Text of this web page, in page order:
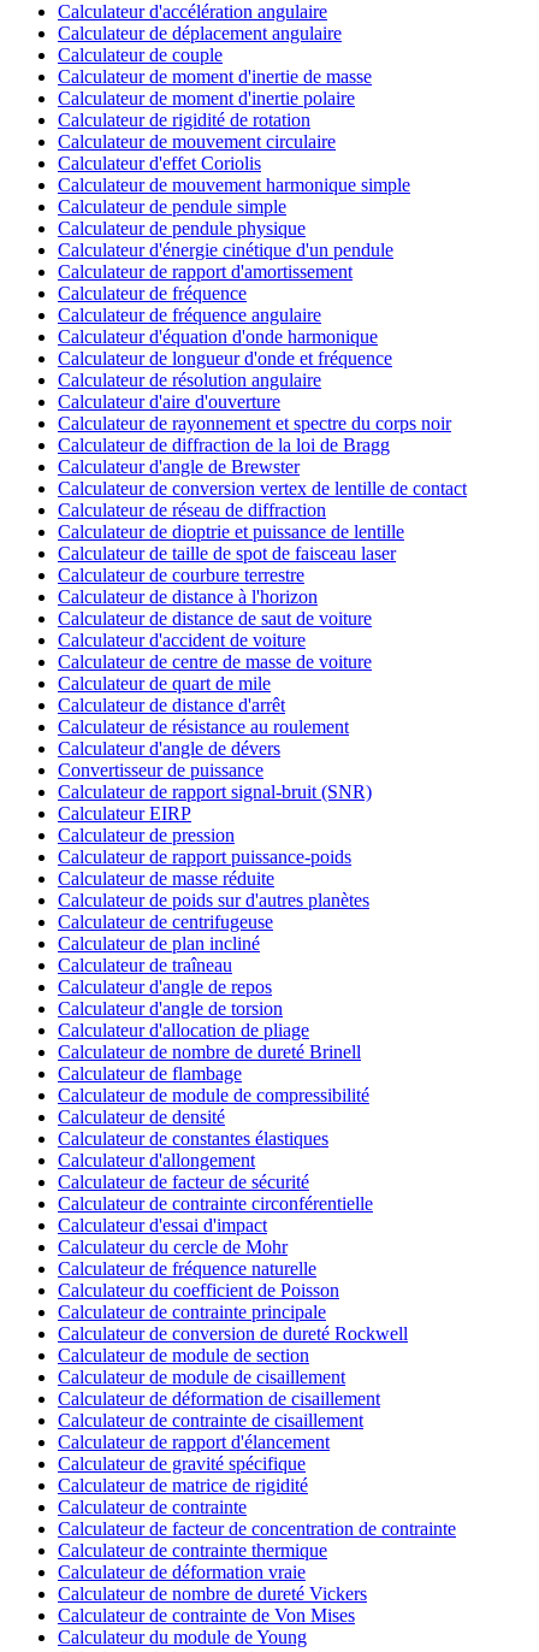
Calculateur d'accélération angulaire
Calculateur de déplacement angulaire
Calculateur de couple
Calculateur de moment d'inertie de masse
Calculateur de moment d'inertie polaire
Calculateur de rigidité de rotation
Calculateur de mouvement circulaire
Calculateur d'effet Coriolis
Calculateur de mouvement harmonique simple
Calculateur de pendule simple
Calculateur de pendule physique
Calculateur d'énergie cinétique d'un pendule
Calculateur de rapport d'amortissement
Calculateur de fréquence
Calculateur de fréquence angulaire
Calculateur d'équation d'onde harmonique
Calculateur de longueur d'onde et fréquence
Calculateur de résolution angulaire
Calculateur d'aire d'ouverture
Calculateur de rayonnement et spectre du corps noir
Calculateur de diffraction de la loi de Bragg
Calculateur d'angle de Brewster
Calculateur de conversion vertex de lentille de contact
Calculateur de réseau de diffraction
Calculateur de dioptrie et puissance de lentille
Calculateur de taille de spot de faisceau laser
Calculateur de courbure terrestre
Calculateur de distance à l'horizon
Calculateur de distance de saut de voiture
Calculateur d'accident de voiture
Calculateur de centre de masse de voiture
Calculateur de quart de mile
Calculateur de distance d'arrêt
Calculateur de résistance au roulement
Calculateur d'angle de dévers
Convertisseur de puissance
Calculateur de rapport signal-bruit (SNR)
Calculateur EIRP
Calculateur de pression
Calculateur de rapport puissance-poids
Calculateur de masse réduite
Calculateur de poids sur d'autres planètes
Calculateur de centrifugeuse
Calculateur de plan incliné
Calculateur de traîneau
Calculateur d'angle de repos
Calculateur d'angle de torsion
Calculateur d'allocation de pliage
Calculateur de nombre de dureté Brinell
Calculateur de flambage
Calculateur de module de compressibilité
Calculateur de densité
Calculateur de constantes élastiques
Calculateur d'allongement
Calculateur de facteur de sécurité
Calculateur de contrainte circonférentielle
Calculateur d'essai d'impact
Calculateur du cercle de Mohr
Calculateur de fréquence naturelle
Calculateur du coefficient de Poisson
Calculateur de contrainte principale
Calculateur de conversion de dureté Rockwell
Calculateur de module de section
Calculateur de module de cisaillement
Calculateur de déformation de cisaillement
Calculateur de contrainte de cisaillement
Calculateur de rapport d'élancement
Calculateur de gravité spécifique
Calculateur de matrice de rigidité
Calculateur de contrainte
Calculateur de facteur de concentration de contrainte
Calculateur de contrainte thermique
Calculateur de déformation vraie
Calculateur de nombre de dureté Vickers
Calculateur de contrainte de Von Mises
Calculateur du module de Young